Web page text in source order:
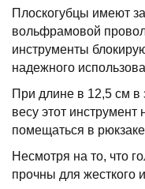
Плоскогубцы имеют
вольфрамовой
инструменты
надежного
При длине в 12,5 см в
весу этот инструмент
помещаться в
Несмотря на то, что
прочны для жесткого